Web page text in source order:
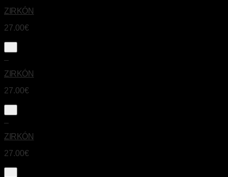
ZIRKÓN
27.00€
ZIRKÓN
27.00€
ZIRKÓN
27.00€